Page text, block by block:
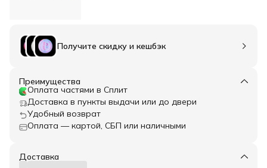
Получите скидку и кешбэк
Преимущества
Оплата частями в Сплит
Доставка в пункты выдачи или до двери
Удобный возврат
Оплата — картой, СБП или наличными
Доставка